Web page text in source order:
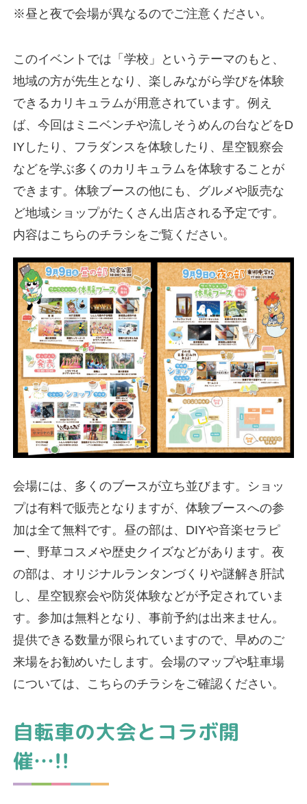
※昼と夜で会場が異なるのでご注意ください。
このイベントでは「学校」というテーマのもと、
地域の方が先生となり、楽しみながら学びを体験
できるカリキュラムが用意されています。例え
ば、今回はミニベンチや流しそうめんの台などをD
IYしたり、フラダンスを体験したり、星空観察会
などを学ぶ多くのカリキュラムを体験することが
できます。体験ブースの他にも、グルメや販売な
ど地域ショップがたくさん出店される予定です。
内容はこちらのチラシをご覧ください。
会場には、多くのブースが立ち並びます。ショッ
プは有料で販売となりますが、体験ブースへの参
加は全て無料です。昼の部は、DIYや音楽セラピ
ー、野草コスメや歴史クイズなどがあります。夜
の部は、オリジナルランタンづくりや謎解き肝試
し、星空観察会や防災体験などが予定されていま
す。参加は無料となり、事前予約は出来ません。
提供できる数量が限られていますので、早めのご
来場をお勧めいたします。会場のマップや駐車場
については、こちらのチラシをご確認ください。
自転車の大会とコラボ開
催…!!